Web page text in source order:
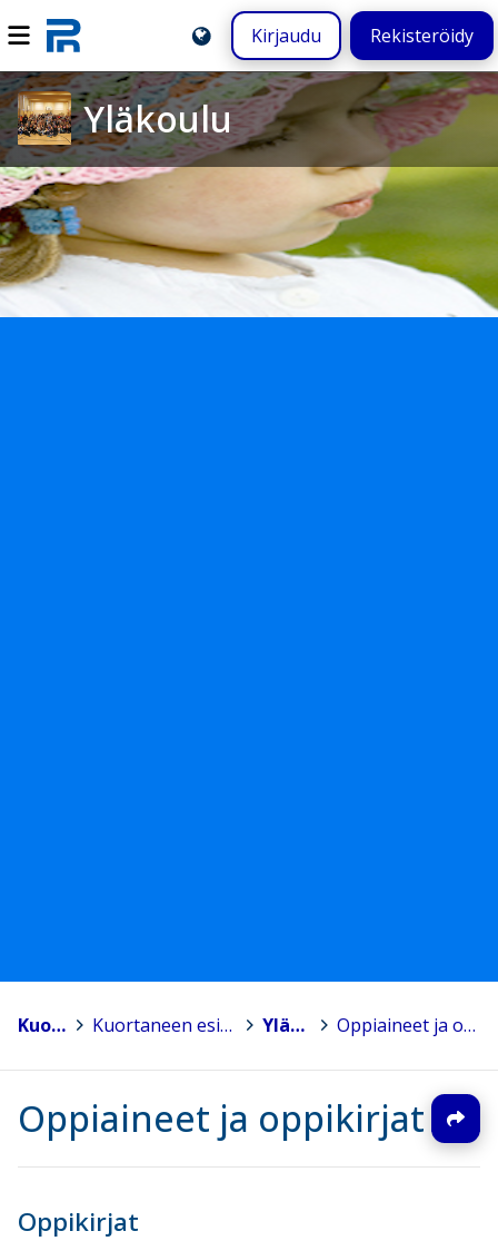
Kirjaudu Rekisteröidy
Yläkoulu
Kuortane Kuortaneen esi- ja perusopetus > Yläkoulu > Oppiaineet ja oppikirjat
Oppiaineet ja oppikirjat
Oppikirjat